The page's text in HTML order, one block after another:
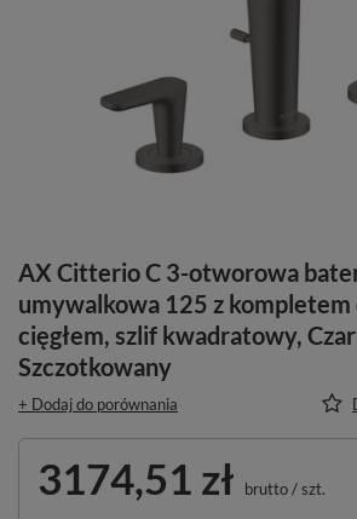
AX Citterio C 3-otworowa
umywalkowa 125 z kompletem
cięgłem, szlif kwadratowy,
Szczotkowany
+ Dodaj do porównania
3174,51 zł brutto/szt.